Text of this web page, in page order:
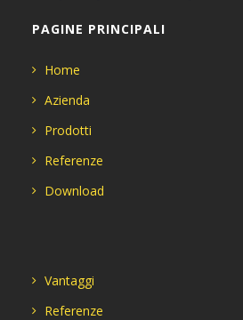
PAGINE PRINCIPALI
Home
Azienda
Prodotti
Referenze
Download
Vantaggi
Referenze